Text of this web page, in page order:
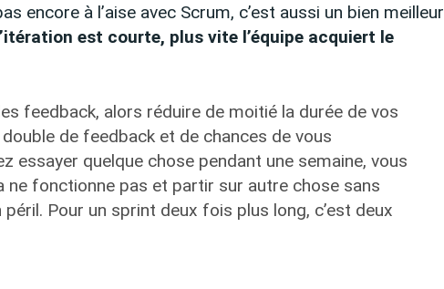
encore à l’aise avec Scrum, c’est aussi un bien meilleur
est courte, plus vite l’équipe acquiert le
feedback, alors réduire de moitié la durée de vos
de feedback et de chances de vous
essayer quelque chose pendant une semaine, vous
ne fonctionne pas et partir sur autre chose sans
Pour un sprint deux fois plus long, c’est deux